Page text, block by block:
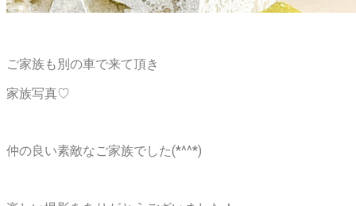
ご家族も別の車で来て頂き
家族写真♡
仲の良い素敵なご家族でした(*^^*)